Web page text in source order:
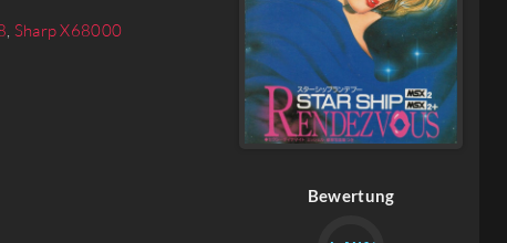
, Sharp X68000
Bewertung